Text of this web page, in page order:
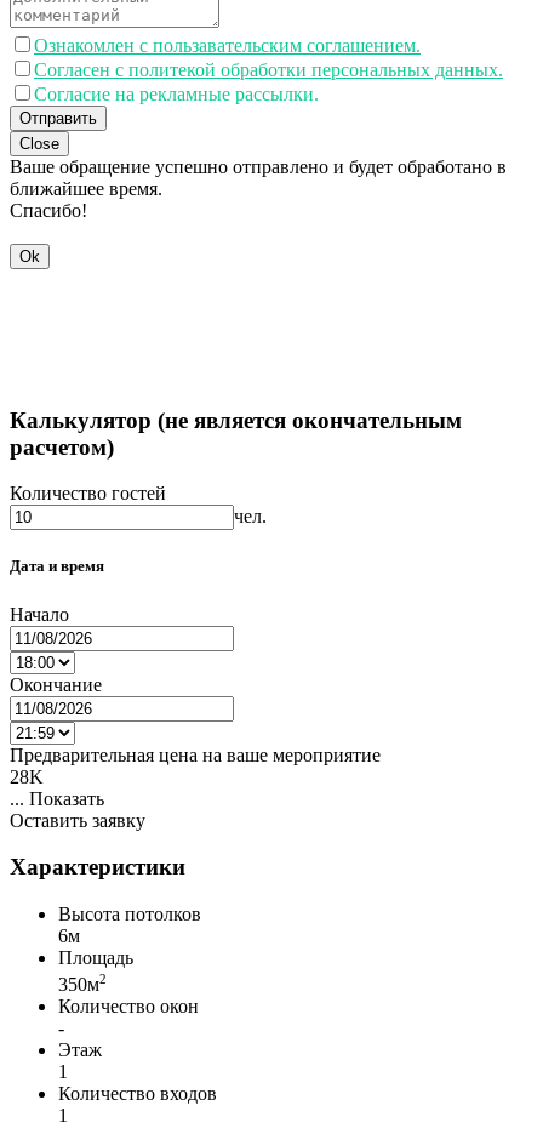
Ознакомлен с пользавательским соглашением.
Согласен с политекой обработки персональных данных.
Согласие на рекламные рассылки.
Отправить
Close
Ваше обращение успешно отправлено и будет обработано в
ближайшее время.
Спасибо!
Ok
Калькулятор (не является окончательным
расчетом)
Количество гостей
чел.
Дата и время
Начало
Окончание
Предварительная цена на ваше мероприятие
28K
... Показать
Оставить заявку
Характеристики
Высота потолков
6м
Площадь
350м2
Количество окон
-
Этаж
1
Количество входов
1